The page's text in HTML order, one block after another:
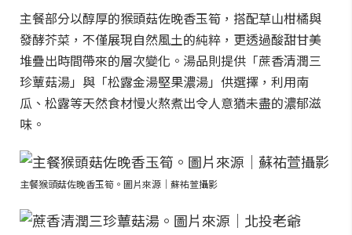
主餐部分以醇厚的猴頭菇佐晚香玉筍，搭配草山柑橘與
發酵芥菜，不僅展現自然風土的純粹，更透過酸甜甘美
堆疊出時間帶來的層次變化。湯品則提供「蔗香清潤三
珍蕈菇湯」與「松露金湯堅果濃湯」供選擇，利用南
瓜、松露等天然食材慢火熬煮出令人意猶未盡的濃郁滋
味。
主餐猴頭菇佐晚香玉筍。圖片來源｜蘇祐萱攝影